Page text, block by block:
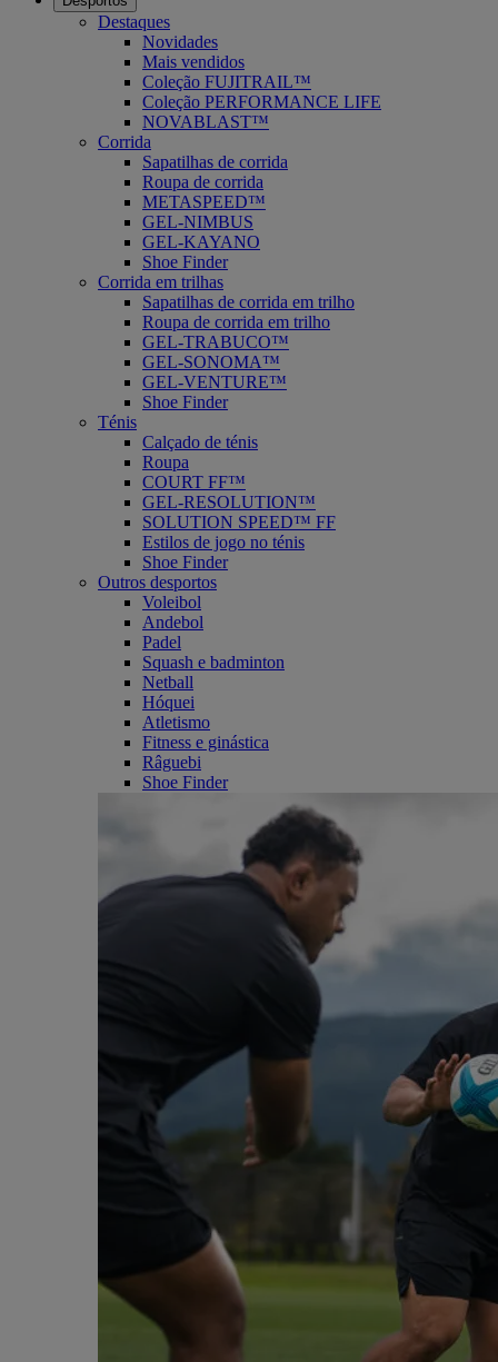
Destaques
Novidades
Mais vendidos
Coleção FUJITRAIL™
Coleção PERFORMANCE LIFE
NOVABLAST™
Corrida
Sapatilhas de corrida
Roupa de corrida
METASPEED™
GEL-NIMBUS
GEL-KAYANO
Shoe Finder
Corrida em trilhas
Sapatilhas de corrida em trilho
Roupa de corrida em trilho
GEL-TRABUCO™
GEL-SONOMA™
GEL-VENTURE™
Shoe Finder
Ténis
Calçado de ténis
Roupa
COURT FF™
GEL-RESOLUTION™
SOLUTION SPEED™ FF
Estilos de jogo no ténis
Shoe Finder
Outros desportos
Voleibol
Andebol
Padel
Squash e badminton
Netball
Hóquei
Atletismo
Fitness e ginástica
Râguebi
Shoe Finder